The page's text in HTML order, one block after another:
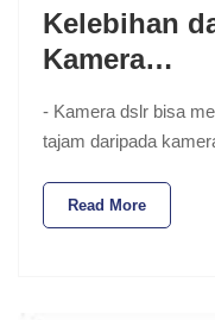
Kelebihan
Kamera…
- Kamera dslr bisa
tajam daripada
Read More